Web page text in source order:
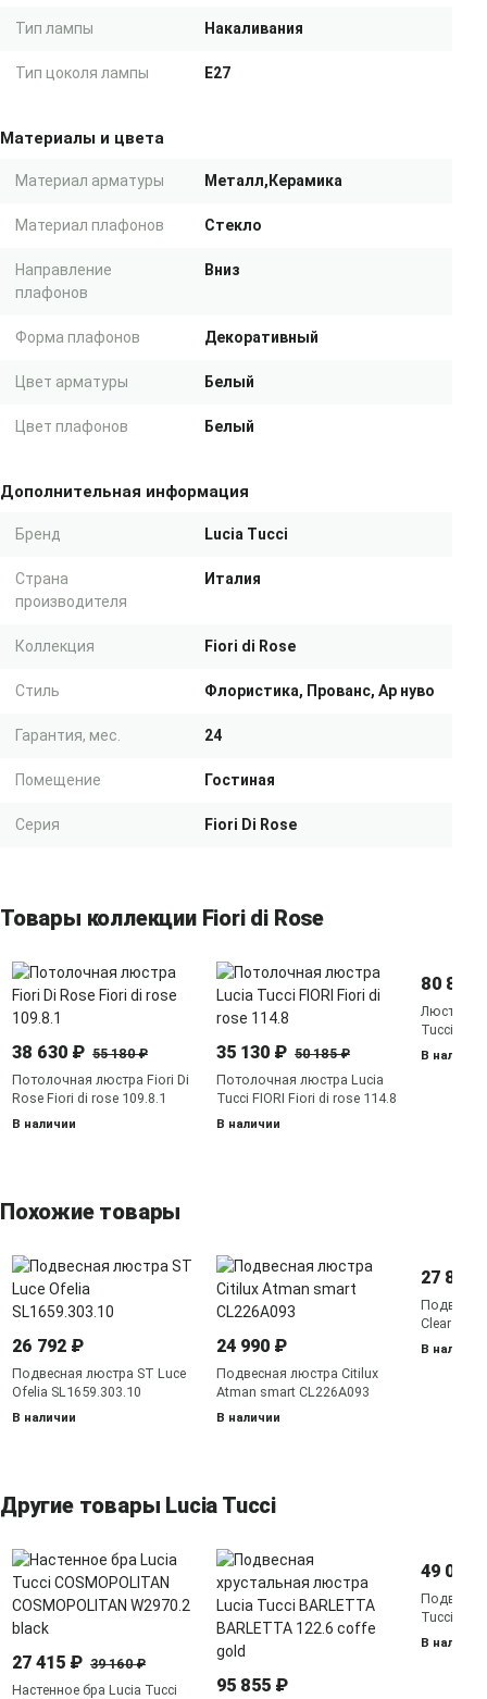
Тип лампы Накаливания
Тип цоколя лампы E27
Материалы и цвета
Материал арматуры Металл,Керамика
Материал плафонов Стекло
Направление
плафонов
Вниз
Форма плафонов Декоративный
Цвет арматуры Белый
Цвет плафонов Белый
Дополнительная информация
Бренд Lucia Tucci
Страна
производителя
Италия
Коллекция Fiori di Rose
Стиль Флористика, Прованс, Ар нуво
Гарантия, мес. 24
Помещение Гостиная
Серия Fiori Di Rose
Товары коллекции Fiori di Rose
38 630 ₽ 55 180 ₽
Потолочная люстра Fiori Di
Rose Fiori di rose 109.8.1
В наличии
35 130 ₽ 50 185 ₽
Потолочная люстра Lucia
Tucci FIORI Fiori di rose 114.8
В наличии
80 875
Люстра
Tucci
185.10.5
В наличии
Похожие товары
26 792 ₽
Подвесная люстра ST Luce
Ofelia SL1659.303.10
В наличии
24 990 ₽
Подвесная люстра Citilux
Atman smart CL226A093
В наличии
27 870
Clear Loft
В наличии
Другие товары Lucia Tucci
27 415 ₽ 39 160 ₽
Настенное бра Lucia Tucci
95 855 ₽
49 065
Tucci
nickel
В наличии